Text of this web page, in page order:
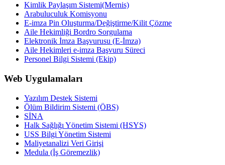
Kimlik Paylaşım Sistemi(Mernis)
Arabuluculuk Komisyonu
E-imza Pin Oluşturma/Değiştirme/Kilit Çözme
Aile Hekimliği Bordro Sorgulama
Elektronik İmza Başvurusu (E-İmza)
Aile Hekimleri e-imza Başvuru Süreci
Personel Bilgi Sistemi (Ekip)
Web Uygulamaları
Yazılım Destek Sistemi
Ölüm Bildirim Sistemi (ÖBS)
SİNA
Halk Sağlığı Yönetim Sistemi (HSYS)
USS Bilgi Yönetim Sistemi
Maliyetanalizi Veri Girişi
Medula (İş Göremezlik)